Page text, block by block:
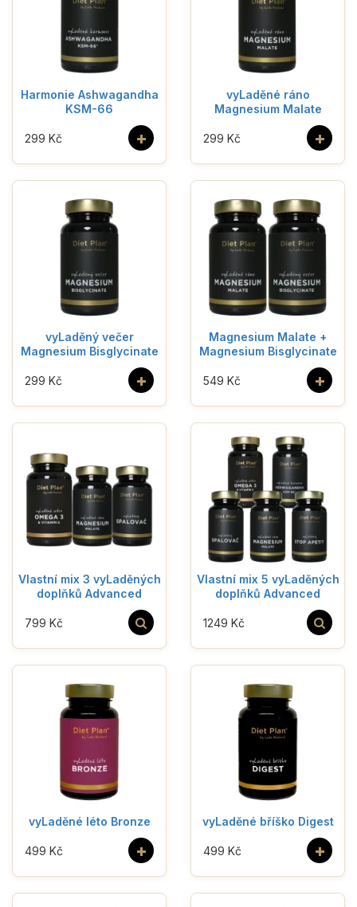
Harmonie Ashwagandha
KSM-66
+
299 Kč
vyLaděné ráno
Magnesium Malate
+
299 Kč
vyLaděný večer
Magnesium Bisglycinate
+
299 Kč
Magnesium Malate +
Magnesium Bisglycinate
+
549 Kč
Vlastní mix 3 vyLaděných
doplňků Advanced
799 Kč
Vlastní mix 5 vyLaděných
doplňků Advanced
1249 Kč
vyLaděné léto Bronze
+
499 Kč
vyLaděné bříško Digest
+
499 Kč